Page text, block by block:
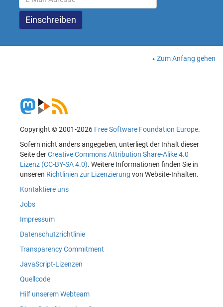
Zum Anfang gehen
Copyright © 2001-2026 Free Software Foundation Europe.
Sofern nicht anders angegeben, unterliegt der Inhalt dieser
Seite derCreative Commons Attribution Share-Alike 4.0
Lizenz (CC-BY-SA 4.0). Weitere Informationen finden Sie in
unseren Richtlinien zur Lizenzierung von Website-Inhalten.
Kontaktiere uns
Jobs
Impressum
Datenschutzrichtlinie
Transparency Commitment
JavaScript-Lizenzen
Quellcode
Hilf unserem Webteam